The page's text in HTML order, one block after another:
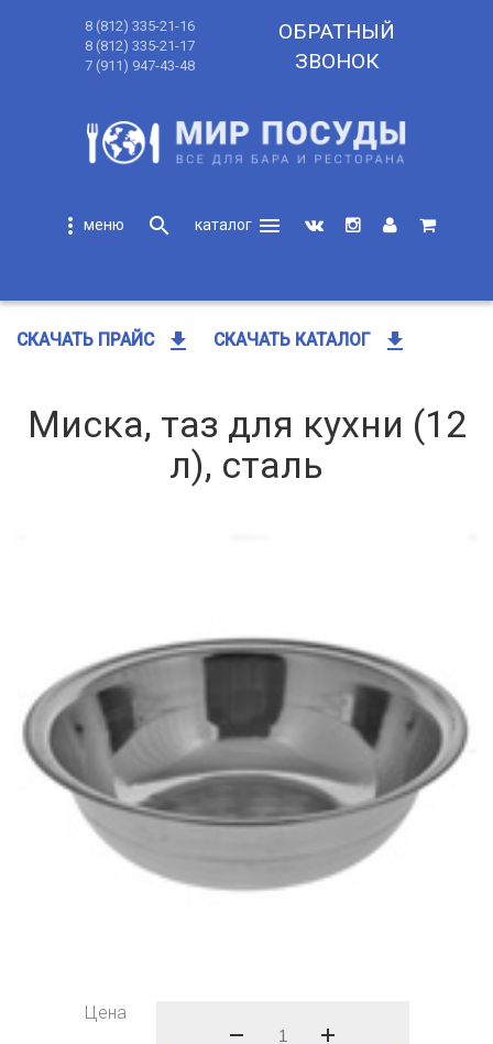
8 (812) 335-21-16
8 (812) 335-21-17
7 (911) 947-43-48
ОБРАТНЫЙ
ЗВОНОК
more_vert search
menu
СКАЧАТЬ ПРАЙС get_app СКАЧАТЬ КАТАЛОГ get_app
Миска, таз для кухни (12
л), сталь
Цена